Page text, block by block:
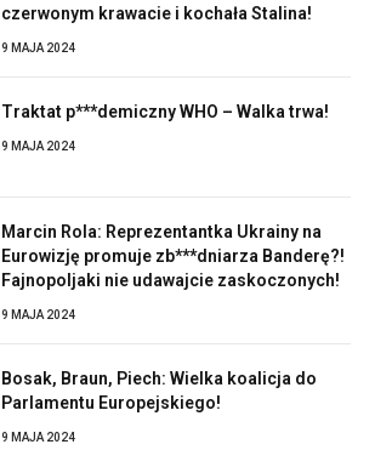
czerwonym krawacie i kochała Stalina!
9 MAJA 2024
Traktat p***demiczny WHO – Walka trwa!
9 MAJA 2024
Marcin Rola: Reprezentantka Ukrainy na
Eurowizję promuje zb***dniarza Banderę?!
Fajnopoljaki nie udawajcie zaskoczonych!
9 MAJA 2024
Bosak, Braun, Piech: Wielka koalicja do
Parlamentu Europejskiego!
9 MAJA 2024